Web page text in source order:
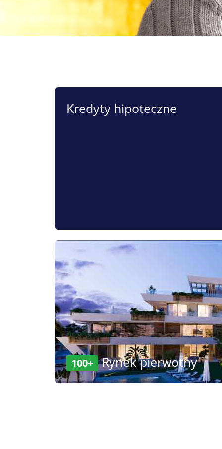
Kredyty hipoteczne
100+ Rynek pierwotny